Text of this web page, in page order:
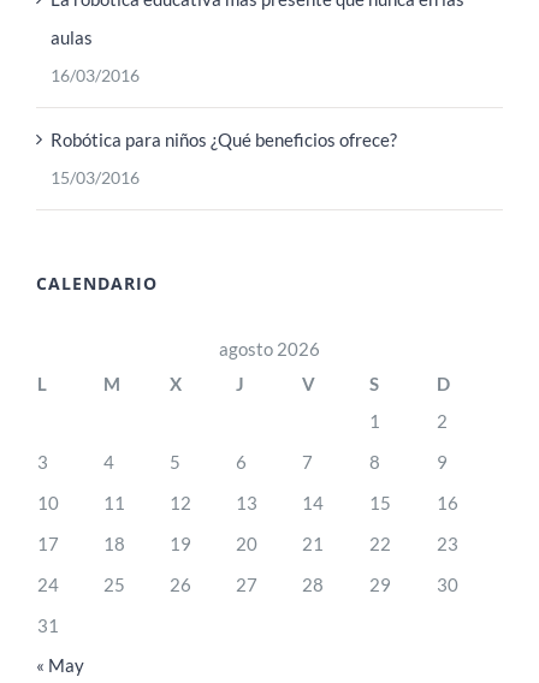
aulas
16/03/2016
Robótica para niños ¿Qué beneficios ofrece?
15/03/2016
CALENDARIO
agosto 2026
L
M X J V S
D
1
2
3
4 5 6 7 8
9
10
11 12 13 14 15
16
17
18 19 20 21 22
23
24
25 26 27 28 29
30
31
« May